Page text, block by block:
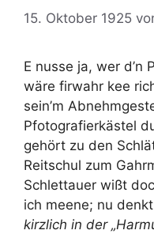
15. Oktober 1925
E nusse ja, wer d’n
wäre firwahr kee
sein’m
Pfotografierkästel
gehört zu den
Reitschul zum
Schlettauer wißt
ich meene; nu
kirzlich in der